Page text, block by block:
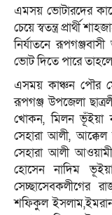
এমসয় ভোটারদের
চেয়ে স্বতন্ত্র প্রার্থী
নির্যাতনে
ভোট দিতে পারে
এসময় কাঞ্চন পৌর
রূপগঞ্জ উপজেলা
খোকন, মিলন ভূঁইয়া
সেহারা আলী,
সেহারা আলী
হোসেন নাদিম
সেচ্ছাসেবকলীগের
শফিকুল ইসলাম,ইমরান